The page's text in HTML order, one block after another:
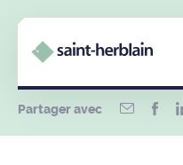
Partager avec